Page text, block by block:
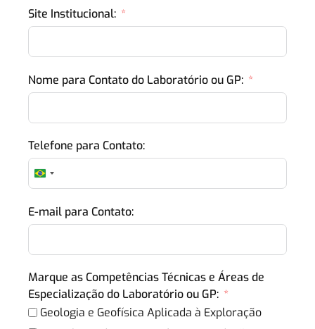
Site Institucional:
Nome para Contato do Laboratório ou GP:
Telefone para Contato:
Brazil +55
E-mail para Contato:
Marque as Competências Técnicas e Áreas de
Especialização do Laboratório ou GP:
Geologia e Geofísica Aplicada à Exploração